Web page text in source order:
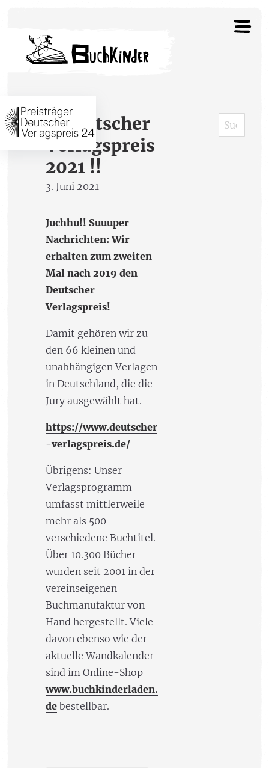
!! Deutscher
Verlagspreis
2021 !!
3. Juni 2021
Juch­hu!! Suuuper
Nachrichten: Wir
erhalten zum zweiten
Mal nach 2019 den
Deutscher
Verlagspreis!
Damit gehören wir zu
den 66 kleinen und
unabhängigen Verlagen
in Deutschland, die die
Jury ausgewählt hat.
https://www.deutscher
-verlagspreis.de/
Übrigens: Unser
Verlagsprogramm
umfasst mittlerweile
mehr als 500
verschiedene Buchtitel.
Über 10.300 Bücher
wurden seit 2001 in der
vereinseigenen
Buchmanufaktur von
Hand hergestellt. Viele
davon ebenso wie der
aktuelle Wandkalender
sind im Online-Shop
www.buchkinderladen.
debestellbar.